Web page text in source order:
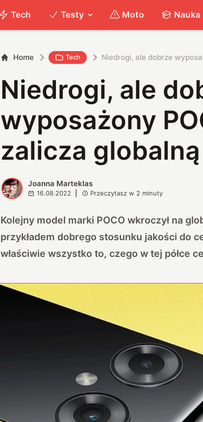
Tech Testy Moto Nauka
Home Tech Niedrogi, ale dobrze
Niedrogi, ale
wyposażony
zalicza
J Joanna Marteklas
16.08.2022 Przeczytasz w 2 minuty
Kolejny model marki POCO wkroczył na
przykładem dobrego stosunku jakości do
właściwie wszystko to, czego w tej półce